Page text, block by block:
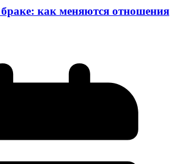
как меняются отношения